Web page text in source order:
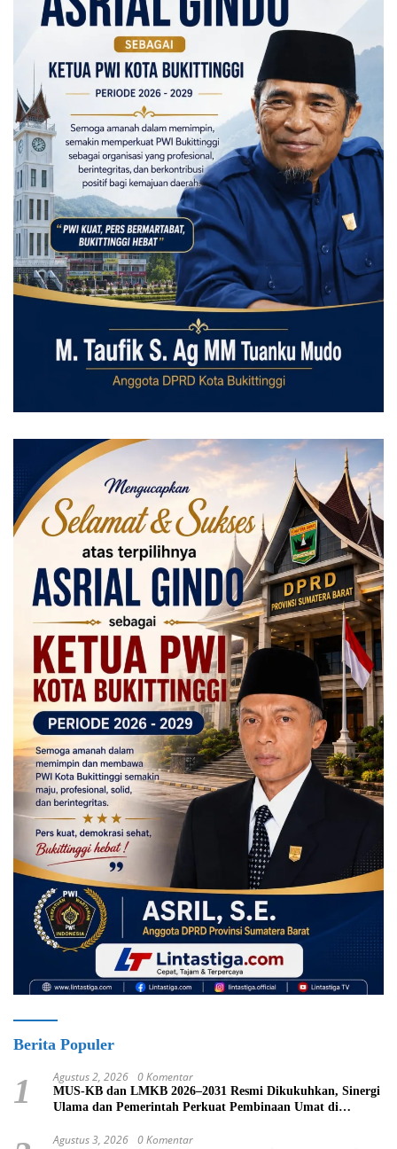
Berita Populer
1 Agustus 2, 2026 0 Komentar
MUS-KB dan LMKB 2026–2031 Resmi Dikukuhkan, Sinergi
Ulama dan Pemerintah Perkuat Pembinaan Umat di
Agustus 3, 2026 0 Komentar